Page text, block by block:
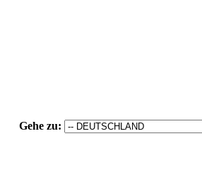
Gehe zu: